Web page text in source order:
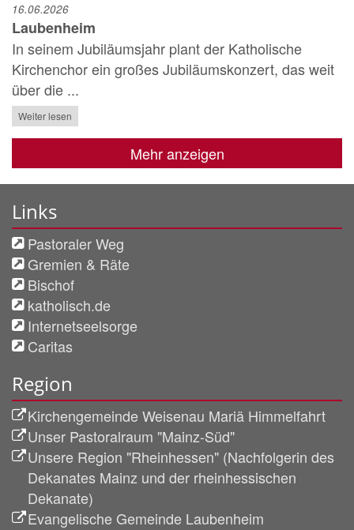
16.06.2026
Laubenheim
In seinem Jubiläumsjahr plant der Katholische
Kirchenchor ein großes Jubiläumskonzert, das weit
über die ...
Weiter lesen
Mehr anzeigen
Links
Pastoraler Weg
Gremien & Räte
Bischof
katholisch.de
Internetseelsorge
Caritas
Region
Kirchengemeinde Weisenau Mariä Himmelfahrt
Unser Pastoralraum "Mainz-Süd"
Unsere Region "Rheinhessen" (Nachfolgerin des
Dekanates Mainz und der rheinhessischen
Dekanate)
Evangelische Gemeinde Laubenheim